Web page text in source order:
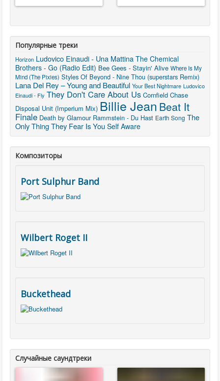
Популярные треки
Horizon Ludovico Einaudi - Una Mattina The Chemical
Brothers - Go (Radio Edit) Bee Gees - Stayin' Alive Where Is My
Mind (The Pixies) Styles Of Beyond - Nine Thou (superstars Remix)
Lana Del Rey – Young and Beautiful Your Best Nightmare Ludovico
Einaudi - Fly They Don't Care About Us Cornfield Chase
Disposal Unit (Imperium Mix) Billie JeanBeat It
Finale Death by Glamour Rammstein - Du Hast Earth Song The
Only Thing They Fear Is You Self Aware
Композиторы
Port Sulphur Band
Wilbert Roget II
Buckethead
Случайные саундтреки